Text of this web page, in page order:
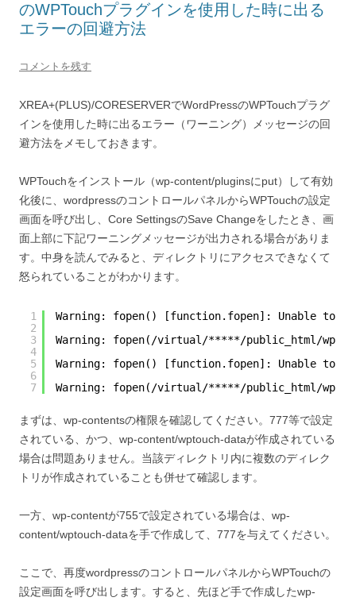
のWPTouchプラグインを使用した時に出る
エラーの回避方法
コメントを残す
XREA+(PLUS)/CORESERVERでWordPressのWPTouchプラグ
インを使用した時に出るエラー（ワーニング）メッセージの回
避方法をメモしておきます。
WPTouchをインストール（wp-content/pluginsにput）して有効
化後に、wordpressのコントロールパネルからWPTouchの設定
画面を呼び出し、Core SettingsのSave Changeをしたとき、画
面上部に下記ワーニングメッセージが出力される場合がありま
す。中身を読んでみると、ディレクトリにアクセスできなくて
怒られていることがわかります。
1
2
3
4
5
6
7
Warning: fopen() [function.fopen]: Unable to
Warning: fopen(/virtual/*****/public_html/wp-
Warning: fopen() [function.fopen]: Unable to
Warning: fopen(/virtual/*****/public_html/wp-
まずは、wp-contentsの権限を確認してください。777等で設定
されている、かつ、wp-content/wptouch-dataが作成されている
場合は問題ありません。当該ディレクトリ内に複数のディレク
トリが作成されていることも併せて確認します。
一方、wp-contentが755で設定されている場合は、wp-
content/wptouch-dataを手で作成して、777を与えてください。
ここで、再度wordpressのコントロールパネルからWPTouchの
設定画面を呼び出します。すると、先ほど手で作成したwp-